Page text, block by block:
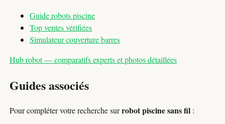
Guide robots piscine
Top ventes vérifiées
Simulateur couverture barres
Hub robot — comparatifs experts et photos détaillées
Guides associés
Pour compléter votre recherche surrobot piscine sans fil :